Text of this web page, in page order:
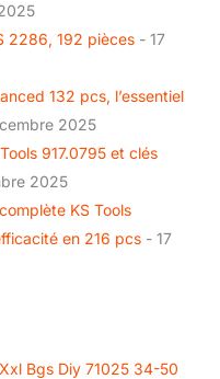
2286, 192 pièces - 17
132 pcs, l’essentiel
2025
917.0795 et clés
2025
KS Tools
en 216 pcs - 17
Bgs Diy 71025 34-50